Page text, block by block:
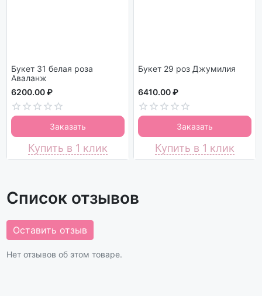
Букет 31 белая роза
Аваланж
6200.00 ₽
Заказать
Купить в 1 клик
Букет 29 роз Джумилия
6410.00 ₽
Заказать
Купить в 1 клик
Список отзывов
Оставить отзыв
Нет отзывов об этом товаре.